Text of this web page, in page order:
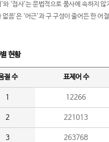
와 ‘접사’는 문법적으로 품사에 속하지
없음’은 ‘어근’과 구 구성이 줄어든 한
현황
절 수 표제어 수
1 12266
2 221013
3 263768